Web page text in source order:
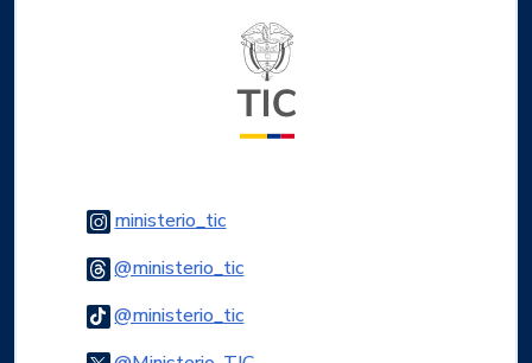
ministerio_ticLogo Instagram
@ministerio_ticLogo Threads
@ministerio_ticLogo Tiktok